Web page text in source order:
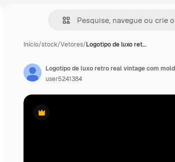
Início/stock/Vetores/Logotipo de luxo ret…
Premium
user5241384